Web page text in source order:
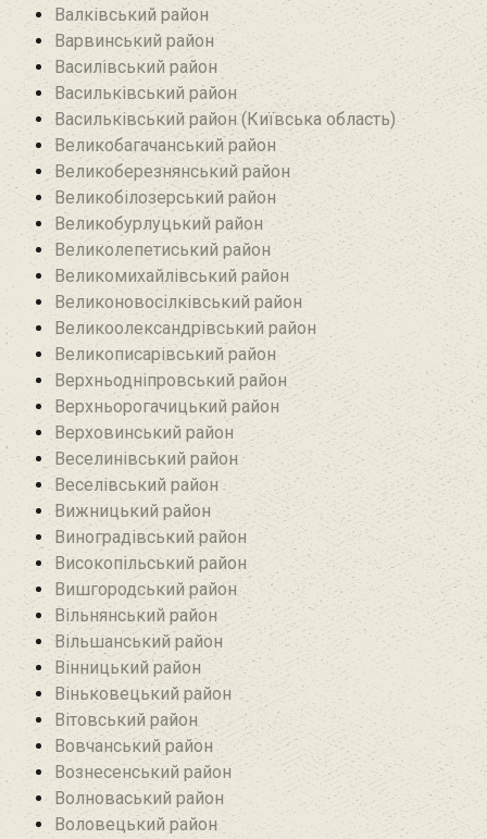
Валківський район
Варвинський район
Василівський район
Васильківський район
Васильківський район (Київська область)
Великобагачанський район
Великоберезнянський район
Великобілозерський район‎
Великобурлуцький район
Великолепетиський район
Великомихайлівський район‎
Великоновосілківський район‎
Великоолександрівський район
Великописарівський район
Верхньодніпровський район
Верхньорогачицький район
Верховинський район
Веселинівський район‎
Веселівський район‎
Вижницький район
Виноградівський район
Високопільський район
Вишгородський район
Вільнянський район‎
Вільшанський район
Вінницький район
Віньковецький район
Вітовський район
Вовчанський район
Вознесенський район
Волноваський район
Воловецький район